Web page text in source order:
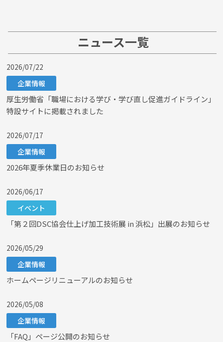
ニュース一覧
2026/07/22
企業情報
厚生労働省「職場における学び・学び直し促進ガイドライン」
特設サイトに掲載されました
2026/07/17
企業情報
2026年夏季休業日のお知らせ
2026/06/17
イベント
「第２回DSC協会仕上げ加工技術展 in 浜松」出展のお知らせ
2026/05/29
企業情報
ホームページリニューアルのお知らせ
2026/05/08
企業情報
「FAQ」ページ公開のお知らせ